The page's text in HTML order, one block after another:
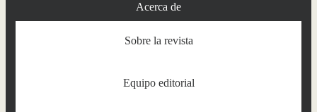
Acerca de
Sobre la revista
Equipo editorial